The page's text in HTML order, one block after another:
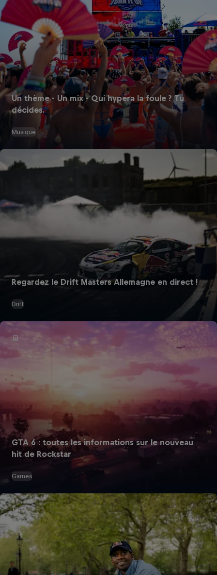
Un thème - Un mix - Qui hypera la foule ? Tu
décides.
Musique
Regardez le Drift Masters Allemagne en direct !
Drift
GTA 6 : toutes les informations sur le nouveau
hit de Rockstar
Games